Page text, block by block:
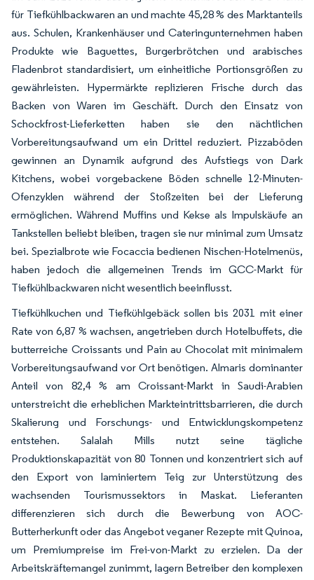
für Tiefkühlbackwaren an und machte 45,28 % des Marktanteils
aus. Schulen, Krankenhäuser und Cateringunternehmen haben
Produkte wie Baguettes, Burgerbrötchen und arabisches
Fladenbrot standardisiert, um einheitliche Portionsgrößen zu
gewährleisten. Hypermärkte replizieren Frische durch das
Backen von Waren im Geschäft. Durch den Einsatz von
Schockfrost-Lieferketten haben sie den nächtlichen
Vorbereitungsaufwand um ein Drittel reduziert. Pizzaböden
gewinnen an Dynamik aufgrund des Aufstiegs von Dark
Kitchens, wobei vorgebackene Böden schnelle 12-Minuten-
Ofenzyklen während der Stoßzeiten bei der Lieferung
ermöglichen. Während Muffins und Kekse als Impulskäufe an
Tankstellen beliebt bleiben, tragen sie nur minimal zum Umsatz
bei. Spezialbrote wie Focaccia bedienen Nischen-Hotelmenüs,
haben jedoch die allgemeinen Trends im GCC-Markt für
Tiefkühlbackwaren nicht wesentlich beeinflusst.
Tiefkühlkuchen und Tiefkühlgebäck sollen bis 2031 mit einer
Rate von 6,87 % wachsen, angetrieben durch Hotelbuffets, die
butterreiche Croissants und Pain au Chocolat mit minimalem
Vorbereitungsaufwand vor Ort benötigen. Almaris dominanter
Anteil von 82,4 % am Croissant-Markt in Saudi-Arabien
unterstreicht die erheblichen Markteintrittsbarrieren, die durch
Skalierung und Forschungs- und Entwicklungskompetenz
entstehen. Salalah Mills nutzt seine tägliche
Produktionskapazität von 80 Tonnen und konzentriert sich auf
den Export von laminiertem Teig zur Unterstützung des
wachsenden Tourismussektors in Maskat. Lieferanten
differenzieren sich durch die Bewerbung von AOC-
Butterherkunft oder das Angebot veganer Rezepte mit Quinoa,
um Premiumpreise im Frei-von-Markt zu erzielen. Da der
Arbeitskräftemangel zunimmt, lagern Betreiber den komplexen